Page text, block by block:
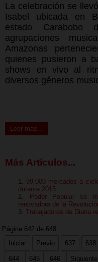
La celebración se
Isabel ubicada en
estado Carabobo
agrupaciones
Amazonas
quienes pusieron a
shows en vivo al
diversos géneros
Leer más...
Más Artículos...
99.000 mercados a
durante 2015
Poder Popular se
renovadora de la
Trabajadores de Diana
Página 642 de 648
Iniciar
Previo 637 638
644 645 646 Siguiente